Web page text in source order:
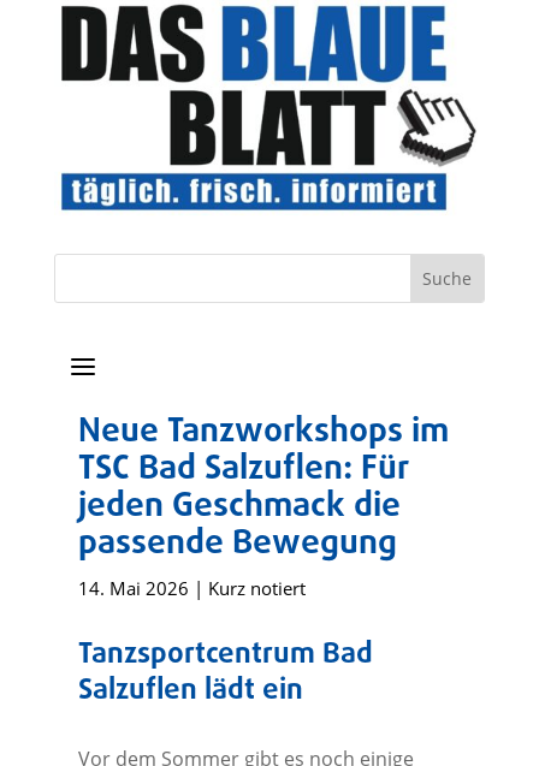
a
Neue Tanzworkshops im
TSC Bad Salzuflen: Für
jeden Geschmack die
passende Bewegung
14. Mai 2026 | Kurz notiert
Tanzsportcentrum Bad
Salzuflen lädt ein
Vor dem Sommer gibt es noch einige